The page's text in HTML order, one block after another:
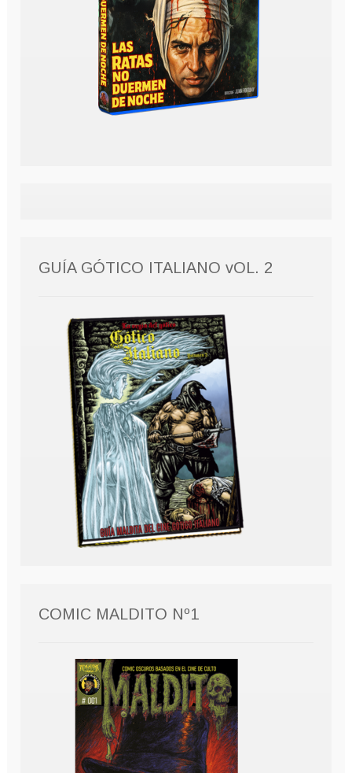
GUÍA GÓTICO ITALIANO vOL. 2
COMIC MALDITO Nº1